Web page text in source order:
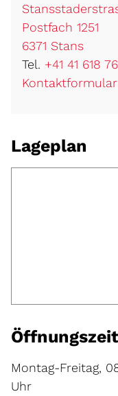
Postfach 1251
6371 Stans
Tel. +41 41 618
Kontaktformular
Lageplan
Montag-Freitag,
Uhr